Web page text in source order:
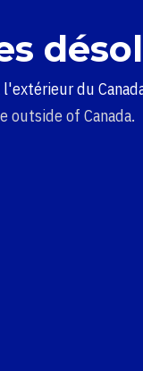
du
outside of Canada.